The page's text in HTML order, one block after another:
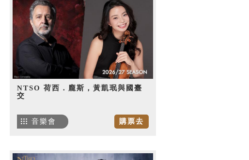
NTSO 荷西．龐斯，黃凱珉與國臺
交
購票去
音樂會